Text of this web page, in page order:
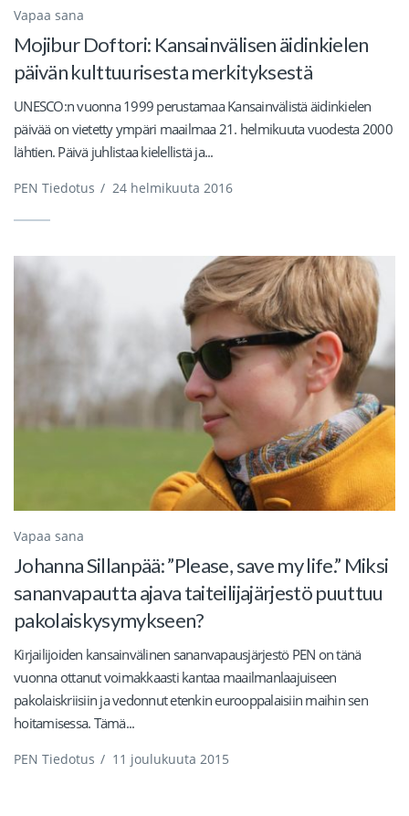
Vapaa sana
Mojibur Doftori: Kansainvälisen äidinkielen
päivän kulttuurisesta merkityksestä
UNESCO:n vuonna 1999 perustamaa Kansainvälistä äidinkielen
päivää on vietetty ympäri maailmaa 21. helmikuuta vuodesta 2000
lähtien. Päivä juhlistaa kielellistä ja...
PEN Tiedotus / 24 helmikuuta 2016
Vapaa sana
Johanna Sillanpää: ”Please, save my life.” Miksi
sananvapautta ajava taiteilijajärjestö puuttuu
pakolaiskysymykseen?
Kirjailijoiden kansainvälinen sananvapausjärjestö PEN on tänä
vuonna ottanut voimakkaasti kantaa maailmanlaajuiseen
pakolaiskriisiin ja vedonnut etenkin eurooppalaisiin maihin sen
hoitamisessa. Tämä...
PEN Tiedotus / 11 joulukuuta 2015